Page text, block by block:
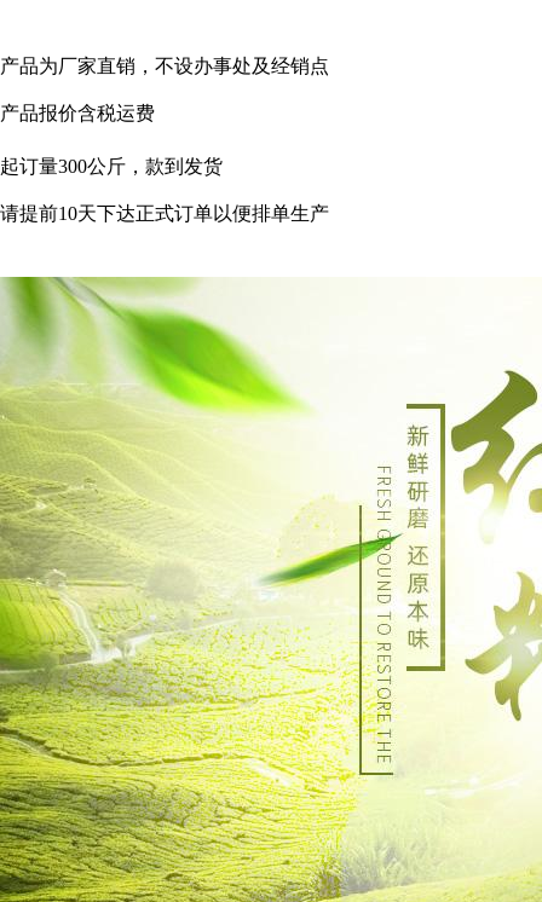
产品为厂家直销，不设办事处及经销点
产品报价含税运费
起订量300公斤，款到发货
请提前10天下达正式订单以便排单生产